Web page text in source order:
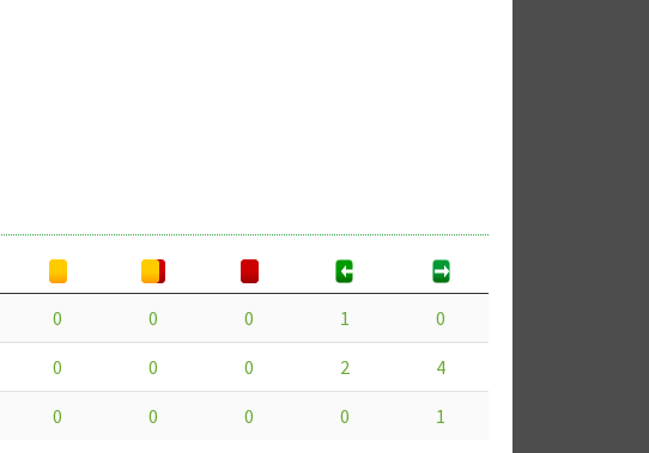
0 0 0 1 0
0 0 0 2 4
0 0 0 0 1